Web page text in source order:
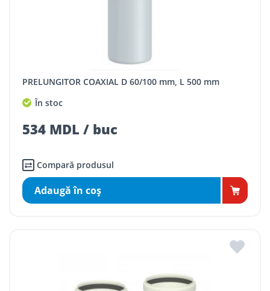
PRELUNGITOR COAXIAL D 60/100 mm, L 500 mm
În stoc
534 MDL / buc
Compară produsul
Adaugă în coş